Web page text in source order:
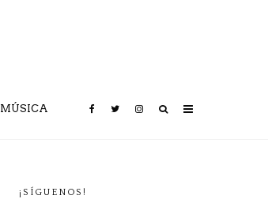
MÚSICA
¡SÍGUENOS!